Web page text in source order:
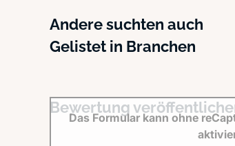
Andere suchten auch
Gelistet in Branchen
Bewertung
Das Formular kann ohne